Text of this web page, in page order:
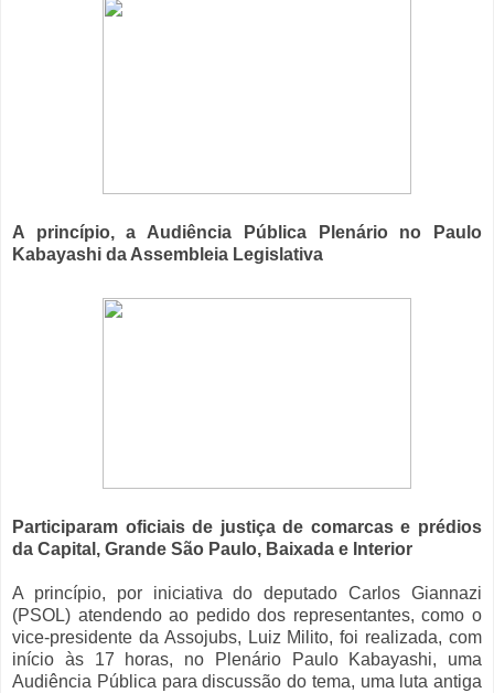
A princípio, a Audiência Pública Plenário no Paulo
Kabayashi da Assembleia Legislativa
Participaram oficiais de justiça de comarcas e prédios
da Capital, Grande São Paulo, Baixada e Interior
A princípio, por iniciativa do deputado Carlos Giannazi
(PSOL) atendendo ao pedido dos representantes, como o
vice-presidente da Assojubs, Luiz Milito, foi realizada, com
início às 17 horas, no Plenário Paulo Kabayashi, uma
Audiência Pública para discussão do tema, uma luta antiga